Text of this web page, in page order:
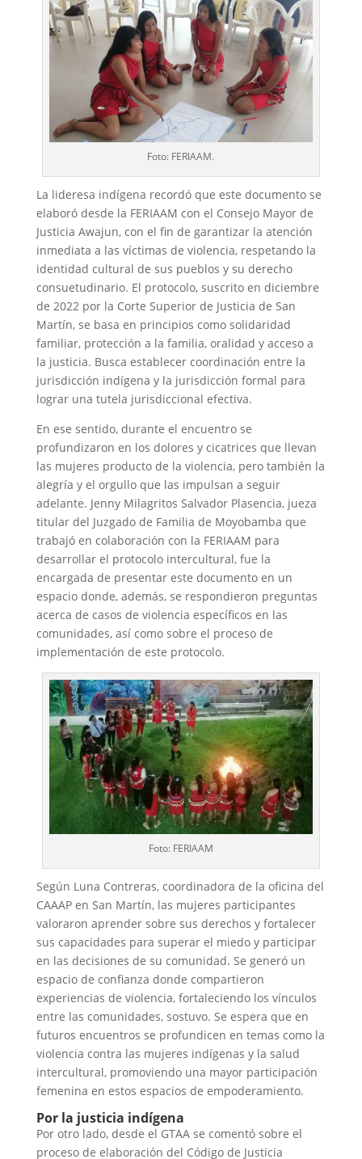
Foto: FERIAAM.
La lideresa indígena recordó que este documento se
elaboró desde la FERIAAM con el Consejo Mayor de
Justicia Awajun, con el fin de garantizar la atención
inmediata a las víctimas de violencia, respetando la
identidad cultural de sus pueblos y su derecho
consuetudinario. El protocolo, suscrito en diciembre
de 2022 por la Corte Superior de Justicia de San
Martín, se basa en principios como solidaridad
familiar, protección a la familia, oralidad y acceso a
la justicia. Busca establecer coordinación entre la
jurisdicción indígena y la jurisdicción formal para
lograr una tutela jurisdiccional efectiva.
En ese sentido, durante el encuentro se
profundizaron en los dolores y cicatrices que llevan
las mujeres producto de la violencia, pero también la
alegría y el orgullo que las impulsan a seguir
adelante. Jenny Milagritos Salvador Plasencia, jueza
titular del Juzgado de Familia de Moyobamba que
trabajó en colaboración con la FERIAAM para
desarrollar el protocolo intercultural, fue la
encargada de presentar este documento en un
espacio donde, además, se respondieron preguntas
acerca de casos de violencia específicos en las
comunidades, así como sobre el proceso de
implementación de este protocolo.
Foto: FERIAAM
Según Luna Contreras, coordinadora de la oficina del
CAAAP en San Martín, las mujeres participantes
valoraron aprender sobre sus derechos y fortalecer
sus capacidades para superar el miedo y participar
en las decisiones de su comunidad. Se generó un
espacio de confianza donde compartieron
experiencias de violencia, fortaleciendo los vínculos
entre las comunidades, sostuvo. Se espera que en
futuros encuentros se profundicen en temas como la
violencia contra las mujeres indígenas y la salud
intercultural, promoviendo una mayor participación
femenina en estos espacios de empoderamiento.
Por la justicia indígena
Por otro lado, desde el GTAA se comentó sobre el
proceso de elaboración del Código de Justicia